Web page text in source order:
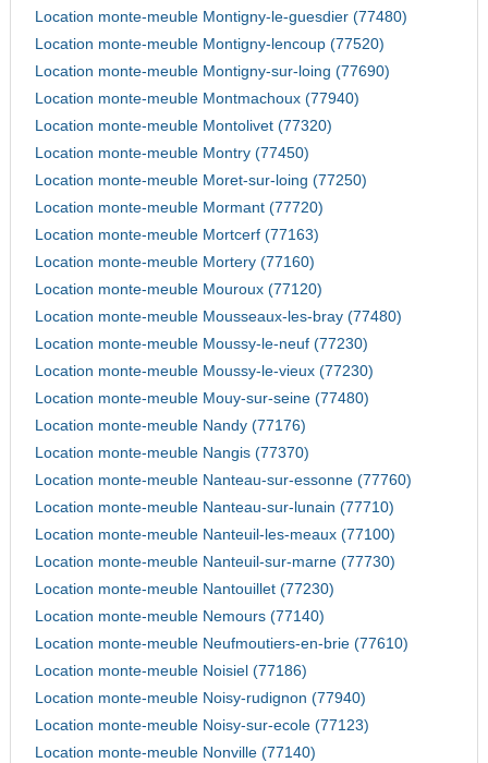
Location monte-meuble Montigny-le-guesdier (77480)
Location monte-meuble Montigny-lencoup (77520)
Location monte-meuble Montigny-sur-loing (77690)
Location monte-meuble Montmachoux (77940)
Location monte-meuble Montolivet (77320)
Location monte-meuble Montry (77450)
Location monte-meuble Moret-sur-loing (77250)
Location monte-meuble Mormant (77720)
Location monte-meuble Mortcerf (77163)
Location monte-meuble Mortery (77160)
Location monte-meuble Mouroux (77120)
Location monte-meuble Mousseaux-les-bray (77480)
Location monte-meuble Moussy-le-neuf (77230)
Location monte-meuble Moussy-le-vieux (77230)
Location monte-meuble Mouy-sur-seine (77480)
Location monte-meuble Nandy (77176)
Location monte-meuble Nangis (77370)
Location monte-meuble Nanteau-sur-essonne (77760)
Location monte-meuble Nanteau-sur-lunain (77710)
Location monte-meuble Nanteuil-les-meaux (77100)
Location monte-meuble Nanteuil-sur-marne (77730)
Location monte-meuble Nantouillet (77230)
Location monte-meuble Nemours (77140)
Location monte-meuble Neufmoutiers-en-brie (77610)
Location monte-meuble Noisiel (77186)
Location monte-meuble Noisy-rudignon (77940)
Location monte-meuble Noisy-sur-ecole (77123)
Location monte-meuble Nonville (77140)